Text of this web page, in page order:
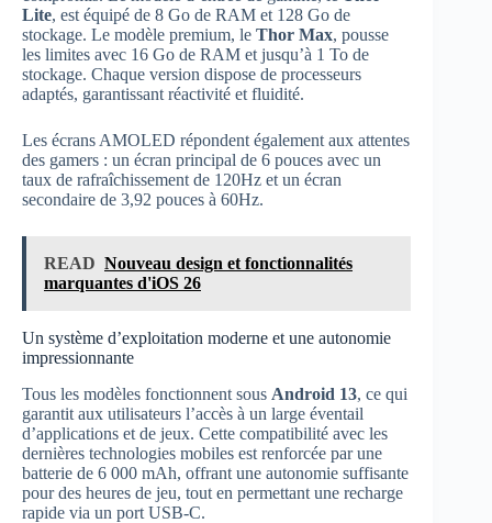
Lite, est équipé de 8 Go de RAM et 128 Go de
stockage. Le modèle premium, le Thor Max, pousse
les limites avec 16 Go de RAM et jusqu’à 1 To de
stockage. Chaque version dispose de processeurs
adaptés, garantissant réactivité et fluidité.
Les écrans AMOLED répondent également aux attentes
des gamers : un écran principal de 6 pouces avec un
taux de rafraîchissement de 120Hz et un écran
secondaire de 3,92 pouces à 60Hz.
READ Nouveau design et fonctionnalités
marquantes d'iOS 26
Un système d’exploitation moderne et une autonomie
impressionnante
Tous les modèles fonctionnent sous Android 13, ce qui
garantit aux utilisateurs l’accès à un large éventail
d’applications et de jeux. Cette compatibilité avec les
dernières technologies mobiles est renforcée par une
batterie de 6 000 mAh, offrant une autonomie suffisante
pour des heures de jeu, tout en permettant une recharge
rapide via un port USB-C.